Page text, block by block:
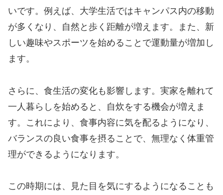
いです。例えば、大学生活ではキャンパス内の移動
が多くなり、自然と歩く距離が増えます。また、新
しい趣味やスポーツを始めることで運動量が増加し
ます。
さらに、食生活の変化も影響します。実家を離れて
一人暮らしを始めると、自炊をする機会が増えま
す。これにより、食事内容に気を配るようになり、
バランスの良い食事を摂ることで、無理なく体重管
理ができるようになります。
この時期には、見た目を気にするようになることも